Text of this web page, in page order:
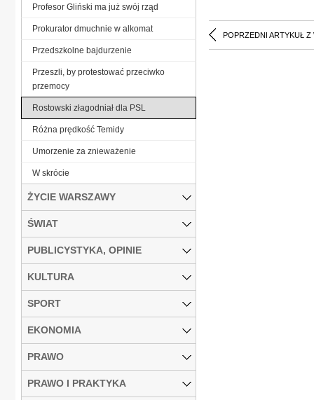
POPRZEDNI ARTYKUŁ Z
Profesor Gliński ma już swój rząd
Prokurator dmuchnie w alkomat
Przedszkolne bajdurzenie
Przeszli, by protestować przeciwko
przemocy
Rostowski złagodniał dla PSL
Różna prędkość Temidy
Umorzenie za znieważenie
W skrócie
ŻYCIE WARSZAWY
ŚWIAT
PUBLICYSTYKA, OPINIE
KULTURA
SPORT
EKONOMIA
PRAWO
PRAWO I PRAKTYKA